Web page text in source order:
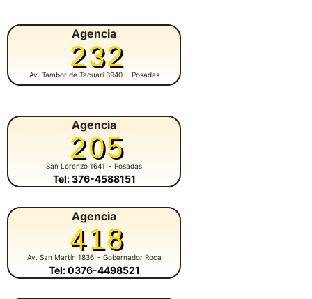
Agencia
232
Av. Tambor de Tacuarí 3940 - Posadas
Agencia
205
San Lorenzo 1641 - Posadas
Tel: 376-4588151
Agencia
418
Av. San Martín 1836 - Gobernador Roca
Tel: 0376-4498521